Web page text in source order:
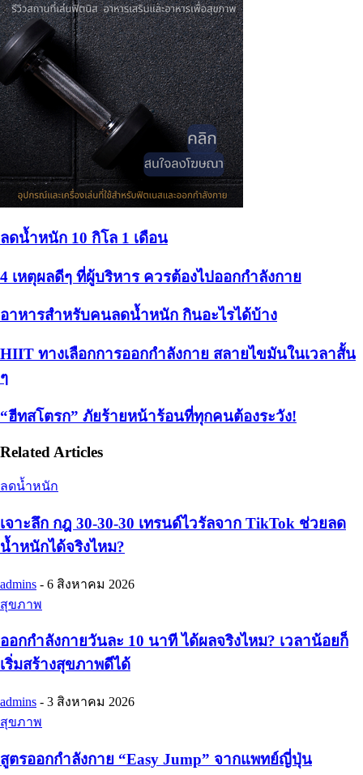
ลดน้ำหนัก 10 กิโล 1 เดือน
4 เหตุผลดีๆ ที่ผู้บริหาร ควรต้องไปออกกำลังกาย
อาหารสำหรับคนลดน้ำหนัก กินอะไรได้บ้าง
HIIT ทางเลือกการออกกำลังกาย สลายไขมันในเวลาสั้น
ๆ
“ฮีทสโตรก” ภัยร้ายหน้าร้อนที่ทุกคนต้องระวัง!
Related Articles
ลดน้ำหนัก
เจาะลึก กฎ 30-30-30 เทรนด์ไวรัลจาก TikTok ช่วยลด
น้ำหนักได้จริงไหม?
admins - 6 สิงหาคม 2026
สุขภาพ
ออกกำลังกายวันละ 10 นาที ได้ผลจริงไหม? เวลาน้อยก็
เริ่มสร้างสุขภาพดีได้
admins - 3 สิงหาคม 2026
สุขภาพ
สูตรออกกำลังกาย “Easy Jump” จากแพทย์ญี่ปุ่น